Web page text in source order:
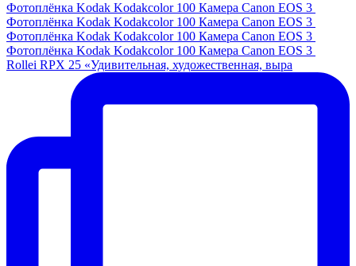
Фотоплёнка Kodak Kodakcolor 100 Камера Canon EOS 3
Фотоплёнка Kodak Kodakcolor 100 Камера Canon EOS 3
Фотоплёнка Kodak Kodakcolor 100 Камера Canon EOS 3
Фотоплёнка Kodak Kodakcolor 100 Камера Canon EOS 3
Rollei RPX 25 «Удивительная, художественная, выра